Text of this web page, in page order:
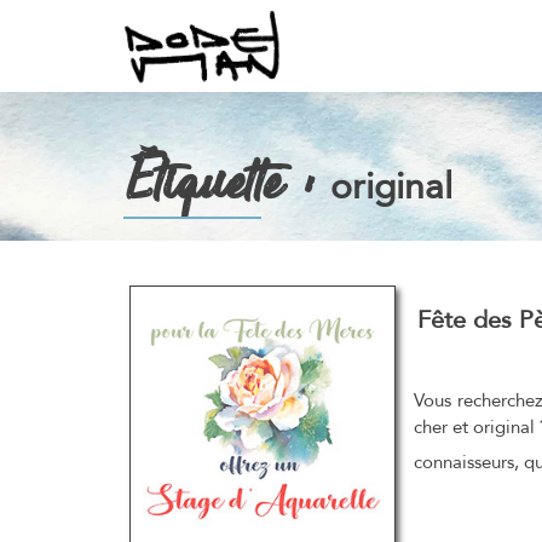
Étiquette :original
Fête des
Vous
cher et original
connaisseurs,